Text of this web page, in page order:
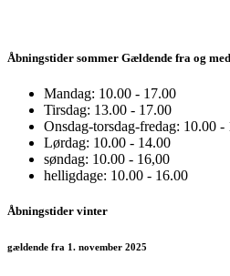
Åbningstider sommer Gældende fra og
Mandag: 10.00 - 17.00
Tirsdag: 13.00 - 17.00
Onsdag-torsdag-fredag: 10.00 -
Lørdag: 10.00 - 14.00
søndag: 10.00 - 16,00
helligdage: 10.00 - 16.00
Åbningstider vinter
gældende fra 1. november 2025